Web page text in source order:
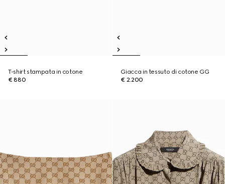
T-shirt stampata in cotone
€ 880
Giacca in tessuto di cotone GG
€ 2.200